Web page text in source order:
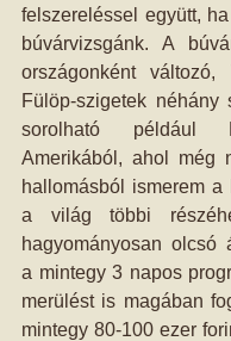
felszereléssel együtt,
búvárvizsgánk. A
országonként
Fülöp-szigetek néhány
sorolható például
Amerikából, ahol még
hallomásból ismerem a
a világ többi
hagyományosan olcsó
a mintegy 3 napos
merülést is magában
mintegy 80-100 ezer